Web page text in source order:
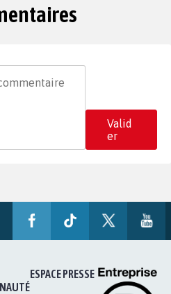
Valid
er
ESPACE PRESSE